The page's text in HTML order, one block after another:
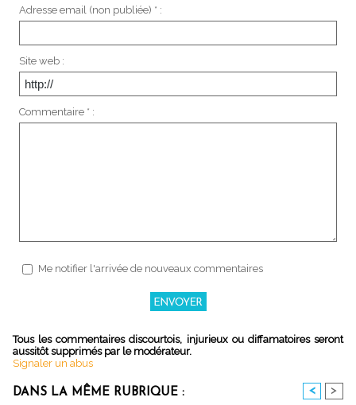
Adresse email (non publiée) * :
Site web :
Commentaire * :
Me notifier l'arrivée de nouveaux commentaires
Tous les commentaires discourtois, injurieux ou diffamatoires seront
aussitôt supprimés par le modérateur.
Signaler un abus
DANS LA MÊME RUBRIQUE : < >